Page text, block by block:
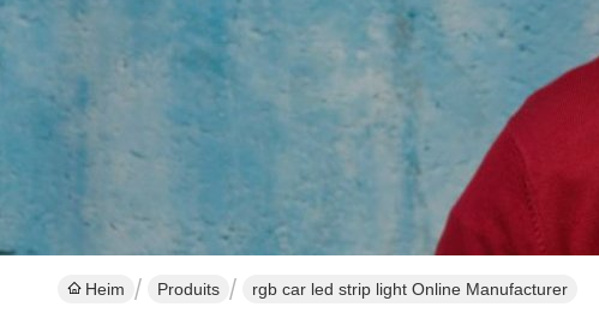
Heim Produits rgb car led strip light Online Manufacturer